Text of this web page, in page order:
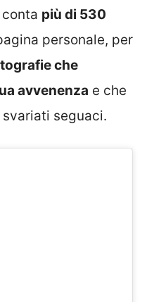
più di 530
personale, per
che
avvenenza e che
seguaci.